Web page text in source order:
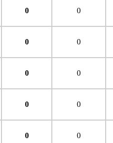
0 0
0 0
0 0
0 0
0 0